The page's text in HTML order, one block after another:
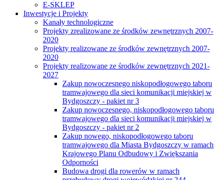
E-SKLEP
Inwestycje i Projekty
Kanały technologiczne
Projekty zrealizowane ze środków zewnętrznych 2007-
2020
Projekty realizowane ze środków zewnętrznych 2007-
2020
Projekty realizowane ze środków zewnętrznych 2021-
2027
Zakup nowoczesnego niskopodłogowego taboru
tramwajowego dla sieci komunikacji miejskiej w
Bydgoszczy - pakiet nr 3
Zakup nowoczesnego, niskopodłogowego taboru
tramwajowego dla sieci komunikacji miejskiej w
Bydgoszczy - pakiet nr 2
Zakup nowego, niskopodłogowego taboru
tramwajowego dla Miasta Bydgoszczy w ramach
Krajowego Planu Odbudowy i Zwiększania
Odporności
Budowa drogi dla rowerów w ramach